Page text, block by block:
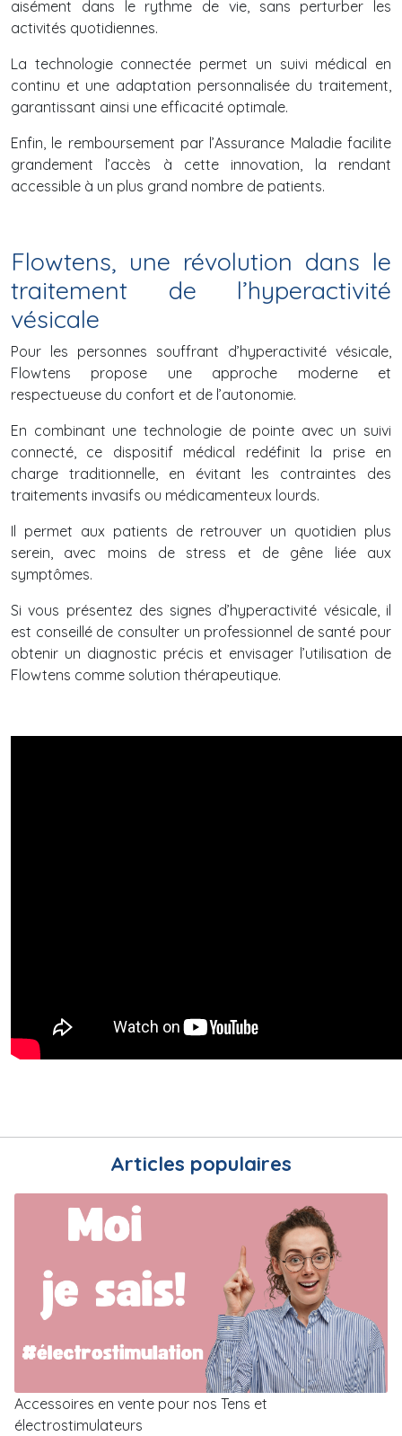
aisément dans le rythme de vie, sans perturber les
activités quotidiennes.
La technologie connectée permet un suivi médical en
continu et une adaptation personnalisée du traitement,
garantissant ainsi une efficacité optimale.
Enfin, le remboursement par l’Assurance Maladie facilite
grandement l’accès à cette innovation, la rendant
accessible à un plus grand nombre de patients.
Flowtens, une révolution dans le
traitement de l’hyperactivité
vésicale
Pour les personnes souffrant d’hyperactivité vésicale,
Flowtens propose une approche moderne et
respectueuse du confort et de l’autonomie.
En combinant une technologie de pointe avec un suivi
connecté, ce dispositif médical redéfinit la prise en
charge traditionnelle, en évitant les contraintes des
traitements invasifs ou médicamenteux lourds.
Il permet aux patients de retrouver un quotidien plus
serein, avec moins de stress et de gêne liée aux
symptômes.
Si vous présentez des signes d’hyperactivité vésicale, il
est conseillé de consulter un professionnel de santé pour
obtenir un diagnostic précis et envisager l’utilisation de
Flowtens comme solution thérapeutique.
Articles populaires
Accessoires en vente pour nos Tens et
électrostimulateurs